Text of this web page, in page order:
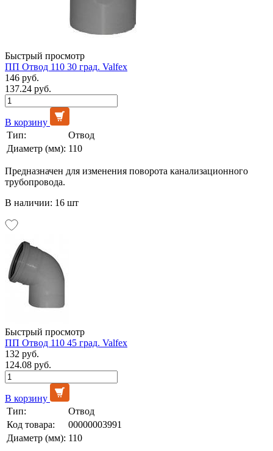
Быстрый просмотр
ПП Отвод 110 30 град. Valfex
146 руб.
137.24 руб.
В корзину
Тип:
Отвод
Диаметр (мм): 110
Предназначен для изменения поворота канализационного
трубопровода.
В наличии: 16 шт
Быстрый просмотр
ПП Отвод 110 45 град. Valfex
132 руб.
124.08 руб.
В корзину
Тип:
Отвод
Код товара:
00000003991
Диаметр (мм): 110